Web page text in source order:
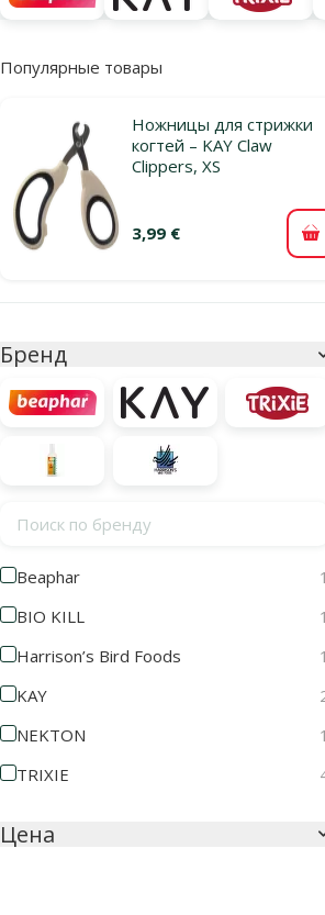
Популярные товары
Ножницы для стрижки
когтей – KAY Claw
Clippers, XS
3,99 € В
Бренд
Поиск по бренду
Beaphar
1
BIO KILL
1
Harrison’s Bird Foods
1
KAY
NEKTON
1
TRIXIE
Цена